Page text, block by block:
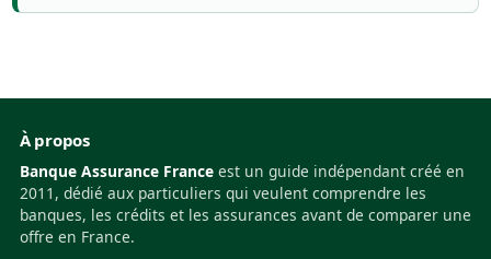
À propos
Banque Assurance France est un guide indépendant créé en
2011, dédié aux particuliers qui veulent comprendre les
banques, les crédits et les assurances avant de comparer une
offre en France.